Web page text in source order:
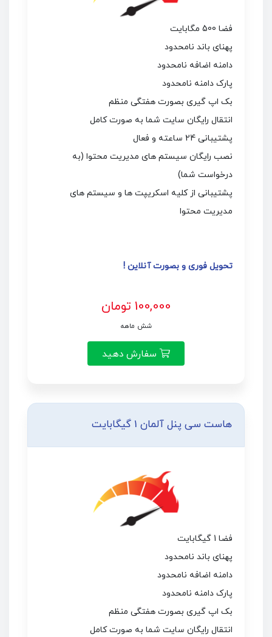
فضا 500 مگابایت
پهنای باند نامحدود
دامنه اضافه نامحدود
پارک دامنه نامحدود
بک اپ گیری بصورت هفتگی منظم
انتقال رایگان سایت شما به صورت کامل
پشتیبانی 24 ساعته و فعال
نصب رایگان سیستم های مدیریت محتوا (به
درخواست شما)
پشتیبانی از کلیه اسکریپت ها و سیستم های
مدیریت محتوا
تحویل فوری و بصورت آنلاین !
100,000 تومان
شش ماهه
سفارش دهید
هاست سی پنل آلمان 1 گیگابایت
فضا 1 گیگابایت
پهنای باند نامحدود
دامنه اضافه نامحدود
پارک دامنه نامحدود
بک اپ گیری بصورت هفتگی منظم
انتقال رایگان سایت شما به صورت کامل